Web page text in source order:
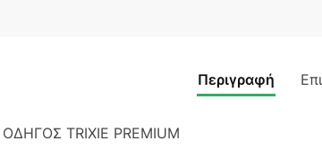
Περιγραφή
ΟΔΗΓΟΣ TRIXIE PREMIUM